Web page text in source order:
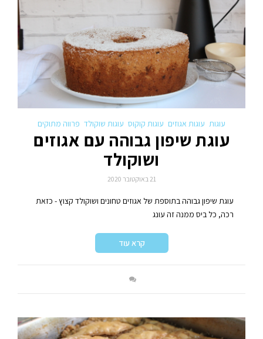
עוגות עוגות אגוזים עוגות קוקוס עוגות שוקולד פרווה מתוקים
עוגת שיפון גבוהה עם אגוזים
ושוקולד
21 באוקטובר 2020
עוגת שיפון גבוהה בתוספת של אגוזים טחונים ושוקולד קצוץ - כזאת
רכה, כל ביס ממנה זה עונג
קרא עוד